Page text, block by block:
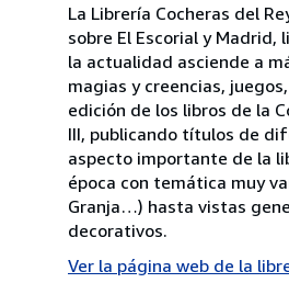
La Librería Cocheras del
sobre El Escorial y
la actualidad asciende a
magias y creencias,
edición de los libros de la
III, publicando títulos de
aspecto importante de la
época con temática muy
Granja…) hasta vistas
decorativos.
Ver la página web de la